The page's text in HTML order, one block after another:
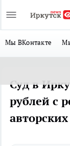
Мы ВКонтакте
Суд в
рублей с